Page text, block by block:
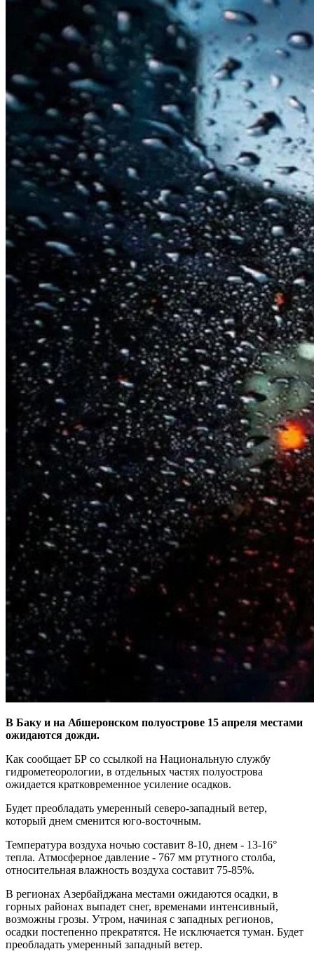
В Баку и на Абшеронском полуострове 15 апреля местами
ожидаются дожди.
Как сообщает БР со ссылкой на Национальную службу
гидрометеорологии, в отдельных частях полуострова
ожидается кратковременное усиление осадков.
Будет преобладать умеренный северо-западный ветер,
который днем сменится юго-восточным.
Температура воздуха ночью составит 8-10, днем ​​- 13-16°
тепла. Атмосферное давление - 767 мм ртутного столба,
относительная влажность воздуха составит 75-85%.
В регионах Азербайджана местами ожидаются осадки, в
горных районах выпадет снег, временами интенсивный,
возможны грозы. Утром, начиная с западных регионов,
осадки постепенно прекратятся. Не исключается туман. Будет
преобладать умеренный западный ветер.